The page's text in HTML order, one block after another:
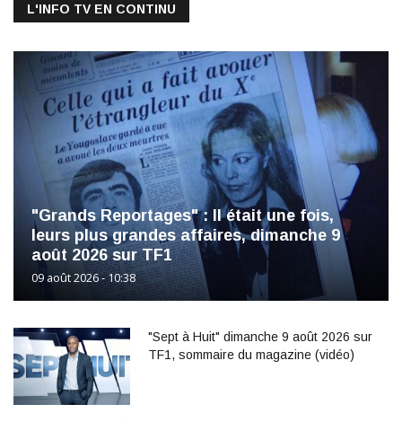
L'INFO TV EN CONTINU
"Grands Reportages" : ll était une fois,
leurs plus grandes affaires, dimanche 9
août 2026 sur TF1
09 août 2026 - 10:38
"Sept à Huit" dimanche 9 août 2026 sur
TF1, sommaire du magazine (vidéo)